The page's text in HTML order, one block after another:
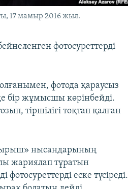
17 мамыр 2016 жыл.
фотосуреттерді
фотода қараусыз
бір жұмысшы көрінбейді.
тіршілігі тоқтап қалған
нысандарының
жариялап тұратын
еске түсіреді.